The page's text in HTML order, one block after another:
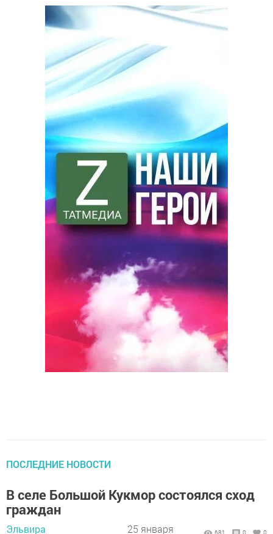
ПОСЛЕДНИЕ НОВОСТИ
В селе Большой Кукмор состоялся сход
граждан
Эльвира
25 января